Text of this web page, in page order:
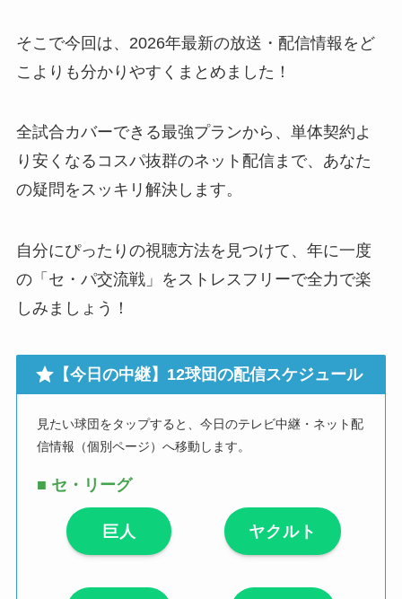
そこで今回は、2026年最新の放送・配信情報をど
こよりも分かりやすくまとめました！
全試合カバーできる最強プランから、単体契約よ
り安くなるコスパ抜群のネット配信まで、あなた
の疑問をスッキリ解決します。
自分にぴったりの視聴方法を見つけて、年に一度
の「セ・パ交流戦」をストレスフリーで全力で楽
しみましょう！
【今日の中継】12球団の配信スケジュール
見たい球団をタップすると、今日のテレビ中継・ネット配
信情報（個別ページ）へ移動します。
■ セ・リーグ
巨人 ヤクルト